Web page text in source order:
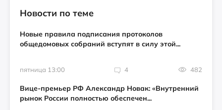
Новости по теме
Новые правила подписания протоколов
общедомовых собраний вступят в силу этой...
пятница 13:00 4 482
Вице-премьер РФ Александр Новак: «Внутренний
рынок России полностью обеспечен...